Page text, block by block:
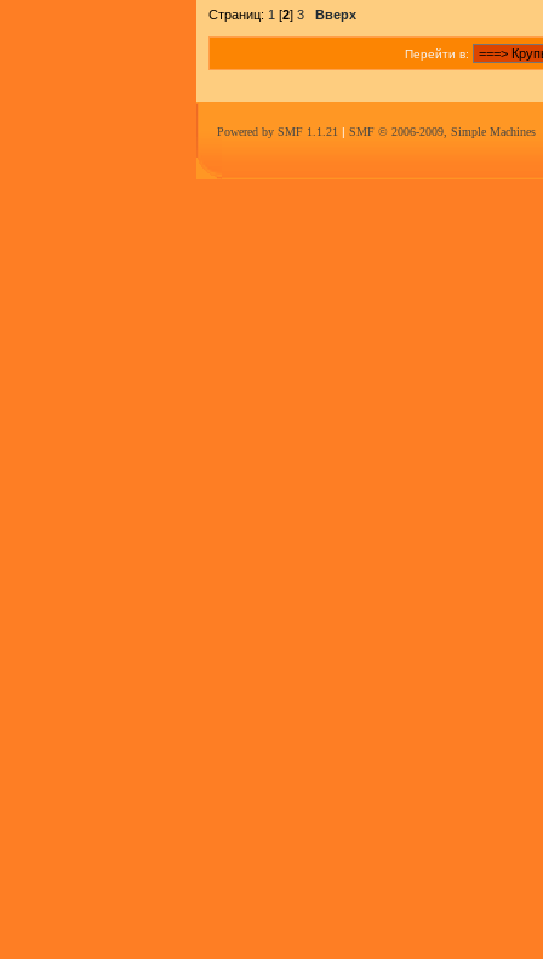
Страниц: 1 [2] 3 Вверх
Перейти в:
Powered by SMF 1.1.21 | SMF © 2006-2009, Simple Machines